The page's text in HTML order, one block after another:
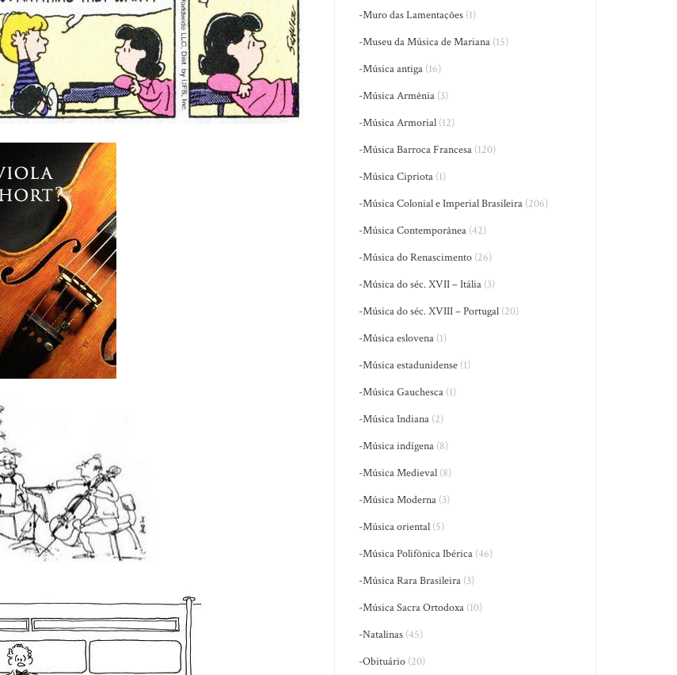
-Muro das Lamentações (1)
-Museu da Música de Mariana (15)
-Música antiga (16)
-Música Armênia (3)
-Música Armorial (12)
-Música Barroca Francesa (120)
-Música Cipriota (1)
-Música Colonial e Imperial Brasileira (206)
-Música Contemporânea (42)
-Música do Renascimento (26)
-Música do séc. XVII – Itália (3)
-Música do séc. XVIII – Portugal (20)
-Música eslovena (1)
-Música estadunidense (1)
-Música Gauchesca (1)
-Música Indiana (2)
-Música indígena (8)
-Música Medieval (8)
-Música Moderna (3)
-Música oriental (5)
-Música Polifônica Ibérica (46)
-Música Rara Brasileira (3)
-Música Sacra Ortodoxa (10)
-Natalinas (45)
-Obituário (20)